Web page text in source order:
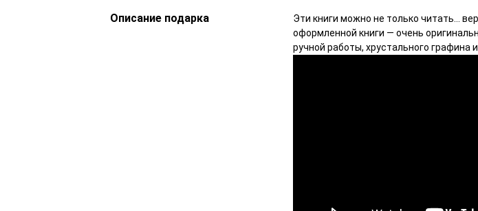
Описание подарка
Эти книги можно не только читать...
оформленной книги — очень
ручной работы, хрустального графина